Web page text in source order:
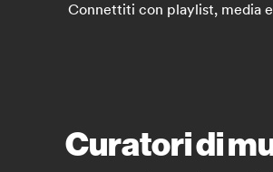
Connettiti con playlist, media
Curatori di